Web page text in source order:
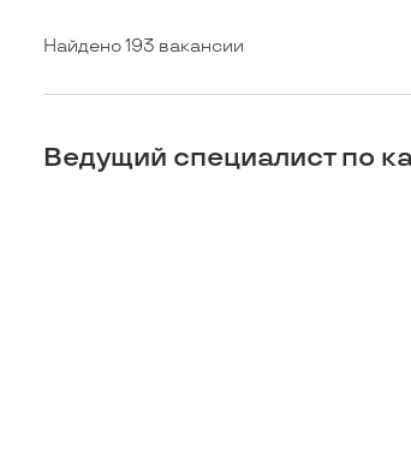
Найдено 193 вакансии
Ведущий специалист по